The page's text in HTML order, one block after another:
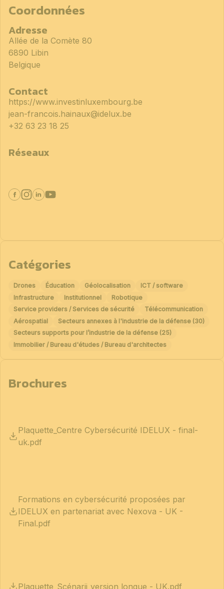
Coordonnées
Adresse
Allée de la Comète 80
6890 Libin
Belgique
Contact
https://www.investinluxembourg.be
jean-francois.hainaux@idelux.be
+32 63 23 18 25
Réseaux
Catégories
Drones Éducation Géolocalisation
ICT / software
Infrastructure
Institutionnel
Robotique
Service providers / Services de sécurité
Télécommunication
Aérospatial
Secteurs annexes à l'industrie de la défense (30)
Secteurs supports pour l’industrie de la défense (25)
Immobilier / Bureau d'études / Bureau d'architectes
Brochures
Plaquette_Centre Cybersécurité IDELUX - final-
uk.pdf
Formations en cybersécurité proposées par
IDELUX en partenariat avec Nexova - UK -
Final.pdf
Plaquette_Scénarii_version longue - UK.pdf